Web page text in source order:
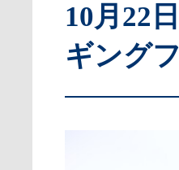
10月22
ギング